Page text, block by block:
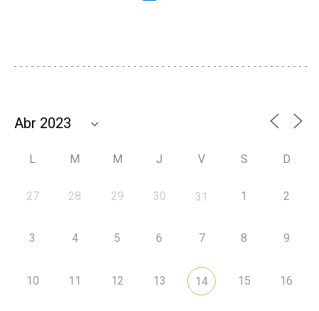
L M M J V S D
27 28 29 30 31 1 2
3 4 5 6 7 8 9
10 11 12 13 14 15 16